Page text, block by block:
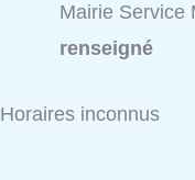
Mairie Service
renseigné
Horaires inconnus